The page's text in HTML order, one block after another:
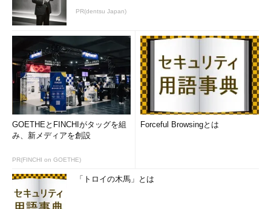
PR(dentsu Japan)
GOETHEとFINCHIがタッグを組
み、新メディアを創設
PR(FINCHI on GOETHE)
Forceful Browsingとは
「トロイの木馬」とは